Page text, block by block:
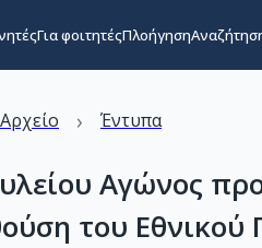
Για φοιτητέςΠλοήγηση
› Έντυπα
Αγώνος
του